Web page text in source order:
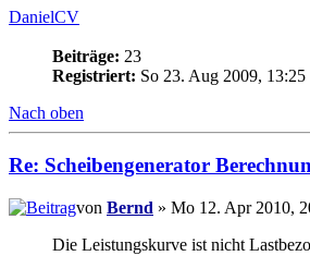
DanielCV
Beiträge: 23
Registriert: So 23. Aug 2009, 13:25
Nach oben
Re: Scheibengenerator
von Bernd » Mo 12. Apr 2010,
Die Leistungskurve ist nicht